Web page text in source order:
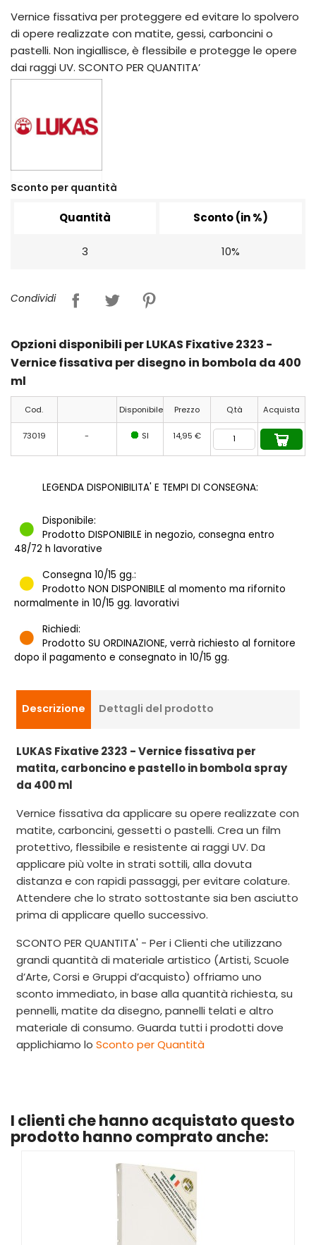
Vernice fissativa per proteggere ed evitare lo spolvero
di opere realizzate con matite, gessi, carboncini o
pastelli. Non ingiallisce, è flessibile e protegge le opere
dai raggi UV. SCONTO PER QUANTITA’
Sconto per quantità
Quantità Sconto (in %)
3 10%
Condividi
Opzioni disponibili per LUKAS Fixative 2323 -
Vernice fissativa per disegno in bombola da 400
ml
Cod. Disponibile Prezzo Q.tà Acquista
73019 - SI 14,95 €
LEGENDA DISPONIBILITA' E TEMPI DI CONSEGNA:
Disponibile:
Prodotto DISPONIBILE in negozio, consegna entro
48/72 h lavorative
Consegna 10/15 gg.:
Prodotto NON DISPONIBILE al momento ma rifornito
normalmente in 10/15 gg. lavorativi
Richiedi:
Prodotto SU ORDINAZIONE, verrà richiesto al fornitore
dopo il pagamento e consegnato in 10/15 gg.
Descrizione Dettagli del prodotto
LUKAS Fixative 2323 - Vernice fissativa per
matita, carboncino e pastello in bombola spray
da 400 ml
Vernice fissativa da applicare su opere realizzate con
matite, carboncini, gessetti o pastelli. Crea un film
protettivo, flessibile e resistente ai raggi UV. Da
applicare più volte in strati sottili, alla dovuta
distanza e con rapidi passaggi, per evitare colature.
Attendere che lo strato sottostante sia ben asciutto
prima di applicare quello successivo.
SCONTO PER QUANTITA' - Per i Clienti che utilizzano
grandi quantità di materiale artistico (Artisti, Scuole
d’Arte, Corsi e Gruppi d’acquisto) offriamo uno
sconto immediato, in base alla quantità richiesta, su
pennelli, matite da disegno, pannelli telati e altro
materiale di consumo. Guarda tutti i prodotti dove
applichiamo lo Sconto per Quantità
I clienti che hanno acquistato questo
prodotto hanno comprato anche: